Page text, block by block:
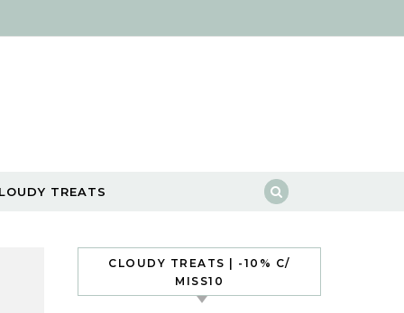
TREATS
CLOUDY TREATS | -10% C/
MISS10